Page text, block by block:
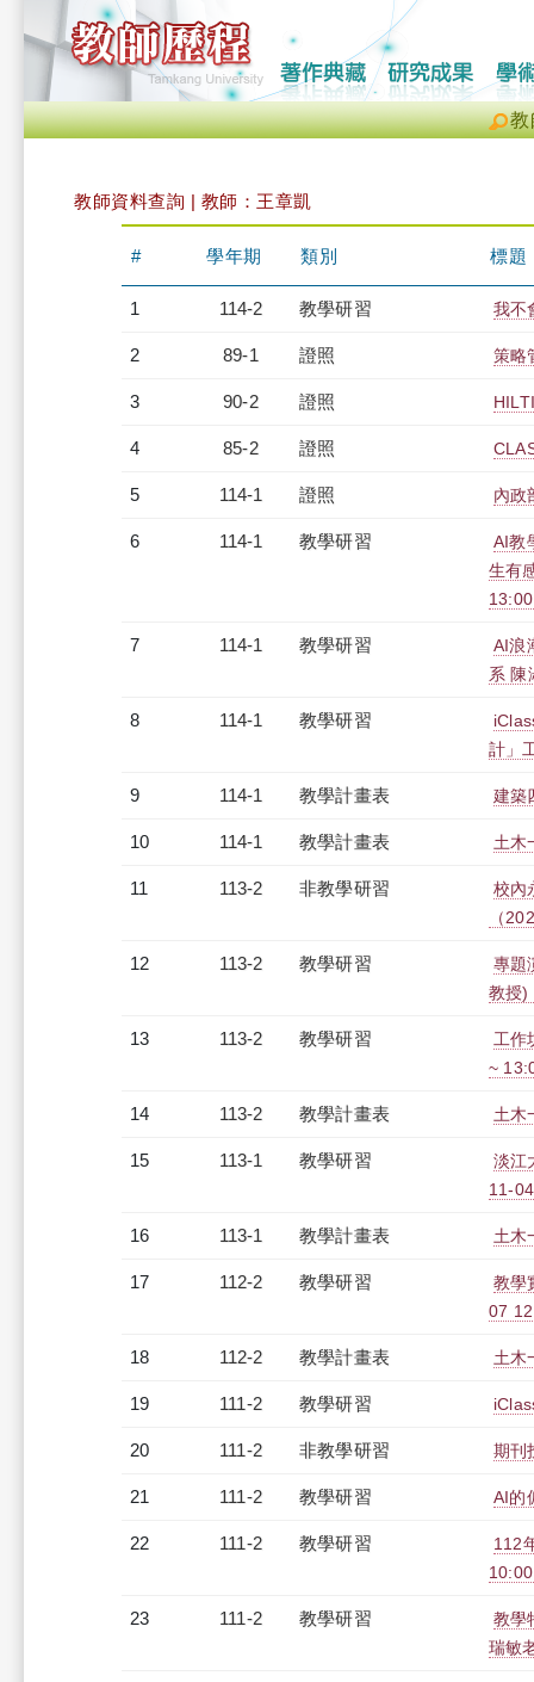
教
教師資料查詢 | 教師：王章凱
# 學年期 類別 標題
1 114-2 教學研習 我不
2 89-1 證照 策略
3 90-2 證照
4 85-2 證照
5 114-1 證照 內政
6 114-1 教學研習
AI教
生有
7 114-1 教學研習
AI浪
系 陳
8 114-1 教學研習
計」
9 114-1 教學計畫表 建築
10 114-1 教學計畫表 土木
11 113-2 非教學研習
校內
（
12 113-2 教學研習
專題
教授)
13 113-2 教學研習
工作
~
14 113-2 教學計畫表 土木
15 113-1 教學研習
淡江
11-
16 113-1 教學計畫表 土木
17 112-2 教學研習
教學
07
18 112-2 教學計畫表 土木
19 111-2 教學研習
20 111-2 非教學研習 期刊
21 111-2 教學研習 AI的
22 111-2 教學研習
112
23 111-2 教學研習
教學
瑞敏